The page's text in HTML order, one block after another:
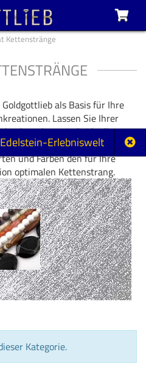
Edelstein-Erlebniswelt
Kettenstränge
als Basis für Ihre
Lassen Sie Ihrer
Gestaltung individueller
Wählen Sie aus vielen
und Farben den für Ihre
optimalen Kettenstrang.
Kategorie.